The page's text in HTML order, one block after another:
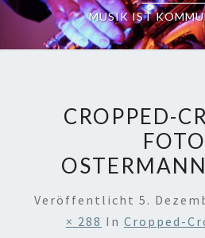
MUSIK IST
CROPPED-
Veröffentlicht 5.
× 288 In Cropped-